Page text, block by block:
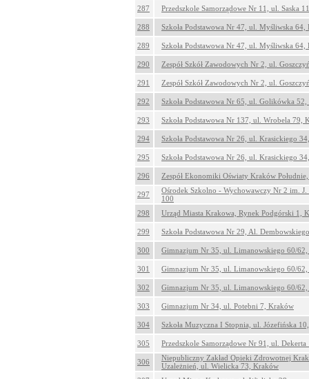
287 Przedszkole Samorządowe Nr 11, ul. Saska
288 Szkoła Podstawowa Nr 47, ul. Myśliwska 64,
289 Szkoła Podstawowa Nr 47, ul. Myśliwska 64,
290 Zespół Szkół Zawodowych Nr 2, ul.
291 Zespół Szkół Zawodowych Nr 2, ul.
292 Szkoła Podstawowa Nr 65, ul. Golikówka
293 Szkoła Podstawowa Nr 137, ul. Wrobela 79,
294 Szkoła Podstawowa Nr 26, ul. Krasickiego
295 Szkoła Podstawowa Nr 26, ul. Krasickiego
296 Zespół Ekonomiki Oświaty Kraków
297
Ośrodek Szkolno - Wychowawczy Nr 2 im.
100
298
Urząd Miasta Krakowa, Rynek Podgórski 1,
299 Szkoła Podstawowa Nr 29, Al.
300 Gimnazjum Nr 35, ul. Limanowskiego 60/
301 Gimnazjum Nr 35, ul. Limanowskiego 60/
302 Gimnazjum Nr 35, ul. Limanowskiego 60/
303 Gimnazjum Nr 34, ul. Potebni 7, Kraków
304 Szkoła Muzyczna I Stopnia, ul. Józefińska
305 Przedszkole Samorządowe Nr 91, ul.
306
Niepubliczny Zakład Opieki Zdrowotnej
Uzależnień, ul. Wielicka 73, Kraków